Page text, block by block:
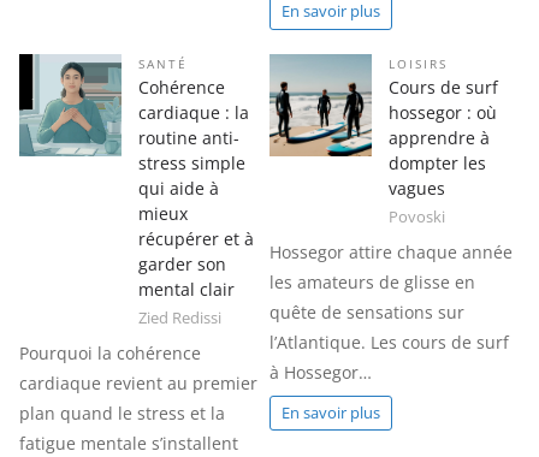
En savoir plus
SANTÉ
Cohérence
cardiaque : la
routine anti-
stress simple
qui aide à
mieux
récupérer et à
garder son
mental clair
Zied Redissi
Pourquoi la cohérence
cardiaque revient au premier
plan quand le stress et la
fatigue mentale s’installent
LOISIRS
Cours de surf
hossegor : où
apprendre à
dompter les
vagues
Povoski
Hossegor attire chaque année
les amateurs de glisse en
quête de sensations sur
l’Atlantique. Les cours de surf
à Hossegor…
En savoir plus